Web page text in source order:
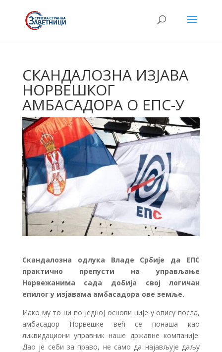
СКАНДАЛОЗНА ИЗЈАВА
НОРВЕШКОГ
АМБАСАДОРА О ЕПС-У
Скандалозна одлука Владе Србије да ЕПС
практично препусти на управљање
Норвежанима сада добија свој логичан
епилог у изјавама амбасадора ове земље.
Иако му то ни по једној основи није у опису посла,
амбасадор Норвешке већ се понаша као
ликвидациони управник наше државне компаније.
Дао је себи за право, не само да најављује даљу